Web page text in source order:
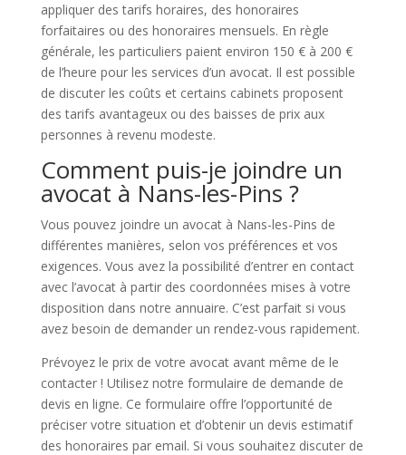
appliquer des tarifs horaires, des honoraires
forfaitaires ou des honoraires mensuels. En règle
générale, les particuliers paient environ 150 € à 200 €
de l’heure pour les services d’un avocat. Il est possible
de discuter les coûts et certains cabinets proposent
des tarifs avantageux ou des baisses de prix aux
personnes à revenu modeste.
Comment puis-je joindre un
avocat à Nans-les-Pins ?
Vous pouvez joindre un avocat à Nans-les-Pins de
différentes manières, selon vos préférences et vos
exigences. Vous avez la possibilité d’entrer en contact
avec l’avocat à partir des coordonnées mises à votre
disposition dans notre annuaire. C’est parfait si vous
avez besoin de demander un rendez-vous rapidement.
Prévoyez le prix de votre avocat avant même de le
contacter ! Utilisez notre formulaire de demande de
devis en ligne. Ce formulaire offre l’opportunité de
préciser votre situation et d’obtenir un devis estimatif
des honoraires par email. Si vous souhaitez discuter de